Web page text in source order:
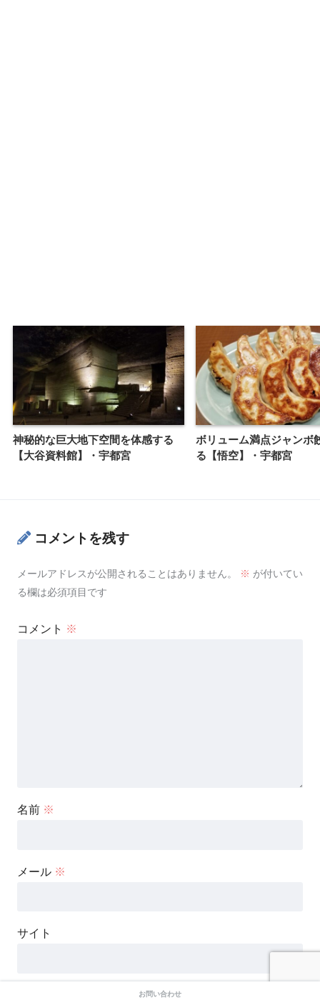
神秘的な巨大地下空間を体感する
【大谷資料館】・宇都宮
ボリューム満点ジャンボ
る【悟空】・宇都宮
コメントを残す
メールアドレスが公開されることはありません。 ※ が付いてい
る欄は必須項目です
コメント ※
名前 ※
メール ※
サイト
次回のコメントで使用するためブラウザーに自分の名前、
お問い合わせ